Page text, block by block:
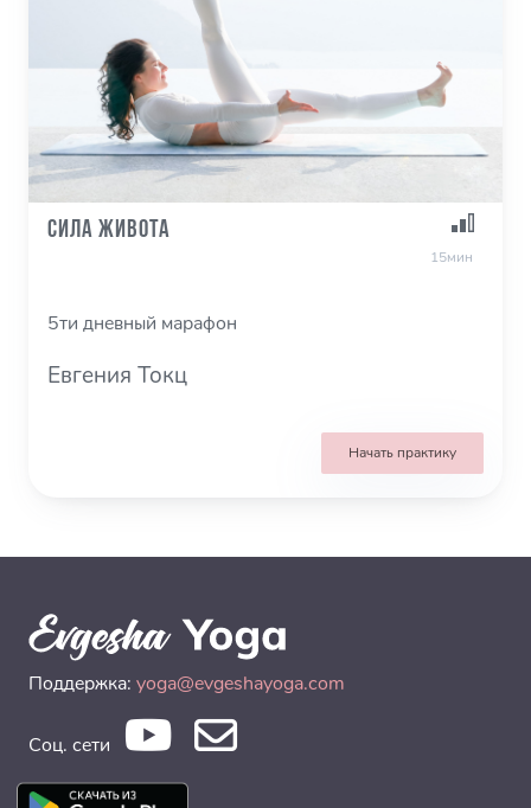
Сила Живота
15мин
5ти дневный марафон
Евгения Токц
Начать практику
Поддержка: yoga@evgeshayoga.com
Соц. сети